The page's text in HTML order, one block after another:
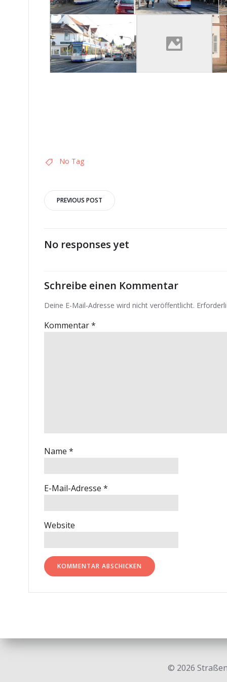
No Tag
Post
navigation
PREVIOUS POST
No responses yet
Schreibe einen Kommentar
Deine E-Mail-Adresse wird nicht veröffentlicht.
Kommentar*
Name *
E-Mail-Adresse *
Website
© 2026